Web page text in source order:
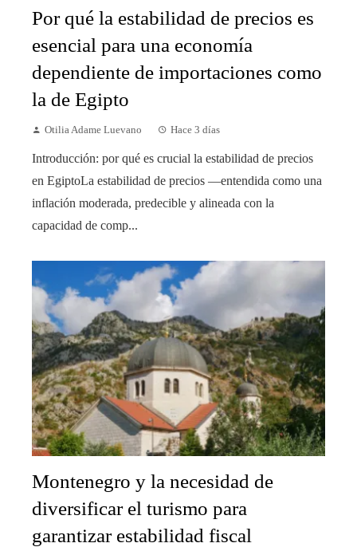
Por qué la estabilidad de precios es
esencial para una economía
dependiente de importaciones como
la de Egipto
Otilia Adame Luevano Hace 3 días
Introducción: por qué es crucial la estabilidad de precios
en EgiptoLa estabilidad de precios —entendida como una
inflación moderada, predecible y alineada con la
capacidad de comp...
Montenegro y la necesidad de
diversificar el turismo para
garantizar estabilidad fiscal